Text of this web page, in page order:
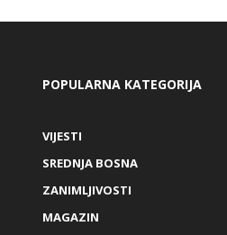
POPULARNA KATEGORIJA
VIJESTI
SREDNJA BOSNA
ZANIMLJIVOSTI
MAGAZIN